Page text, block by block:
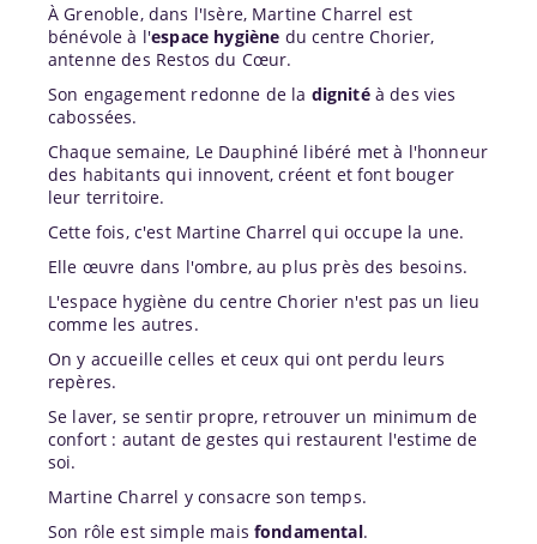
À Grenoble, dans l'Isère, Martine Charrel est
bénévole à l'espace hygiène du centre Chorier,
antenne des Restos du Cœur.
Son engagement redonne de la dignitéà des vies
cabossées.
Chaque semaine, Le Dauphiné libéré met à l'honneur
des habitants qui innovent, créent et font bouger
leur territoire.
Cette fois, c'est Martine Charrel qui occupe la une.
Elle œuvre dans l'ombre, au plus près des besoins.
L'espace hygiène du centre Chorier n'est pas un lieu
comme les autres.
On y accueille celles et ceux qui ont perdu leurs
repères.
Se laver, se sentir propre, retrouver un minimum de
confort : autant de gestes qui restaurent l'estime de
soi.
Martine Charrel y consacre son temps.
Son rôle est simple mais fondamental.